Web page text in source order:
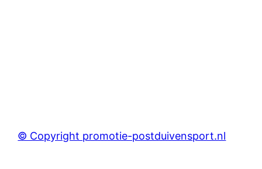
© Copyright promotie-postduivensport.nl